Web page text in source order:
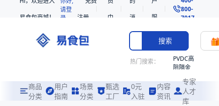
易食包商城！
请登
录
注册
中
消
息
服
务
800-
7017
搜索
热门搜索：
PVDC高
阻隔金
共挤热
收缩袋
商品
分类
用户
指南
场景
分类
甄选
工厂
0元
入驻
内容
资讯
专家
人才
库